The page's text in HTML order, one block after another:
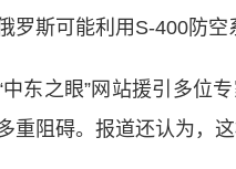
罗斯可能利用S-400防空
之眼”网站援引多位专
重阻碍。报道还认为，